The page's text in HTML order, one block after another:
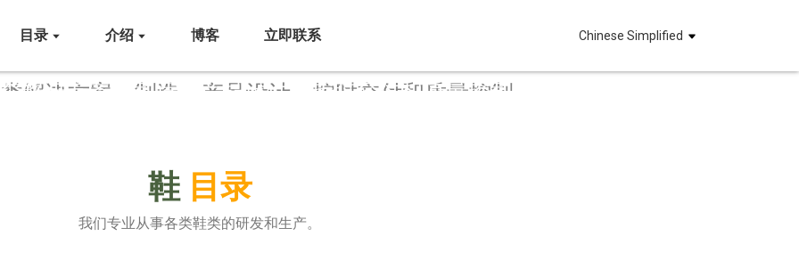
目录 介绍 博客 立即联系 Chinese Simplified
解决方案、制造、产品设计、按时交付和质量控制。
了解我们优质的产品和专业的服务。
鞋 目录
我们专业从事各类鞋类的研发和生产。